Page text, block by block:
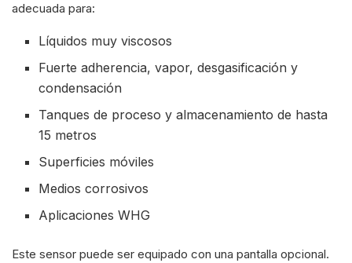
adecuada para:
Líquidos muy viscosos
Fuerte adherencia, vapor, desgasificación y
condensación
Tanques de proceso y almacenamiento de hasta
15 metros
Superficies móviles
Medios corrosivos
Aplicaciones WHG
Este sensor puede ser equipado con una pantalla opcional.